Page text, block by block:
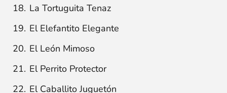
La Tortuguita Tenaz
El Elefantito Elegante
El León Mimoso
El Perrito Protector
El Caballito Juguetón